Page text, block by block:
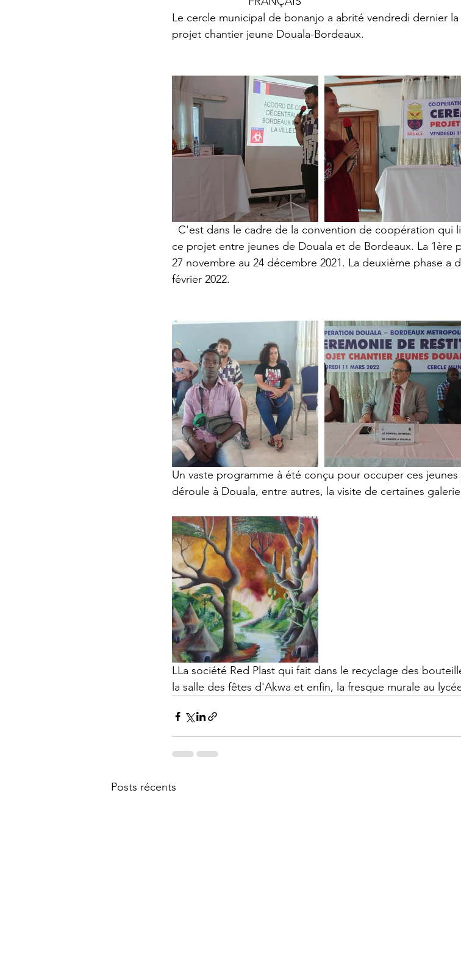
Le cercle municipal de bonanjo a abrité vendredi dernier
projet chantier jeune Douala-Bordeaux.
ce projet entre jeunes de Douala et de Bordeaux. La 1ère
27 novembre au 24 décembre 2021. La deuxième phase a
février 2022.
Un vaste programme à été conçu pour occuper ces
déroule à Douala, entre autres, la visite de certaines
LLa société Red Plast qui fait dans le recyclage des
la salle des fêtes d'Akwa et enfin, la fresque murale au
Posts récents